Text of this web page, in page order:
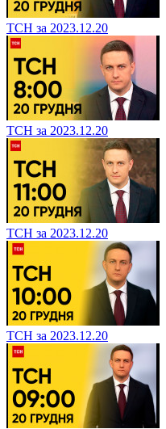
ТСН за 2023.12.20
ТСН за 2023.12.20
ТСН за 2023.12.20
ТСН за 2023.12.20